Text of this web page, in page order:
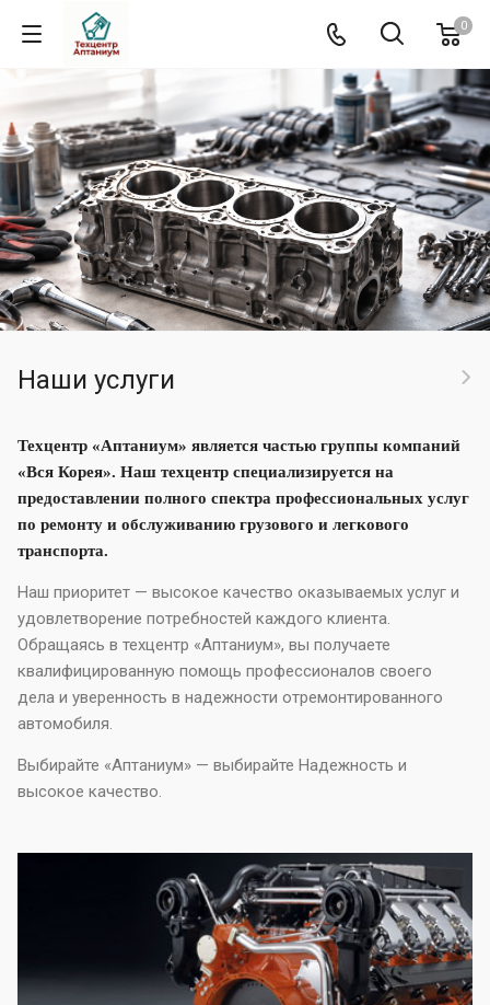
0
Наши услуги
Техцентр «Аптаниум» является частью группы компаний
«Вся Корея». Наш техцентр специализируется на
предоставлении полного спектра профессиональных услуг
по ремонту и обслуживанию грузового и легкового
транспорта.
Наш приоритет — высокое качество оказываемых услуг и
удовлетворение потребностей каждого клиента.
Обращаясь в техцентр «Аптаниум», вы получаете
квалифицированную помощь профессионалов своего
дела и уверенность в надежности отремонтированного
автомобиля.
Выбирайте «Аптаниум» — выбирайте Надежность и
высокое качество.